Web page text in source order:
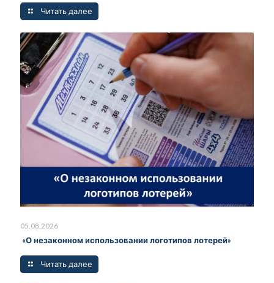
Читать далее
05.08.2026
«О незаконном использовании логотипов лотерей»
Читать далее